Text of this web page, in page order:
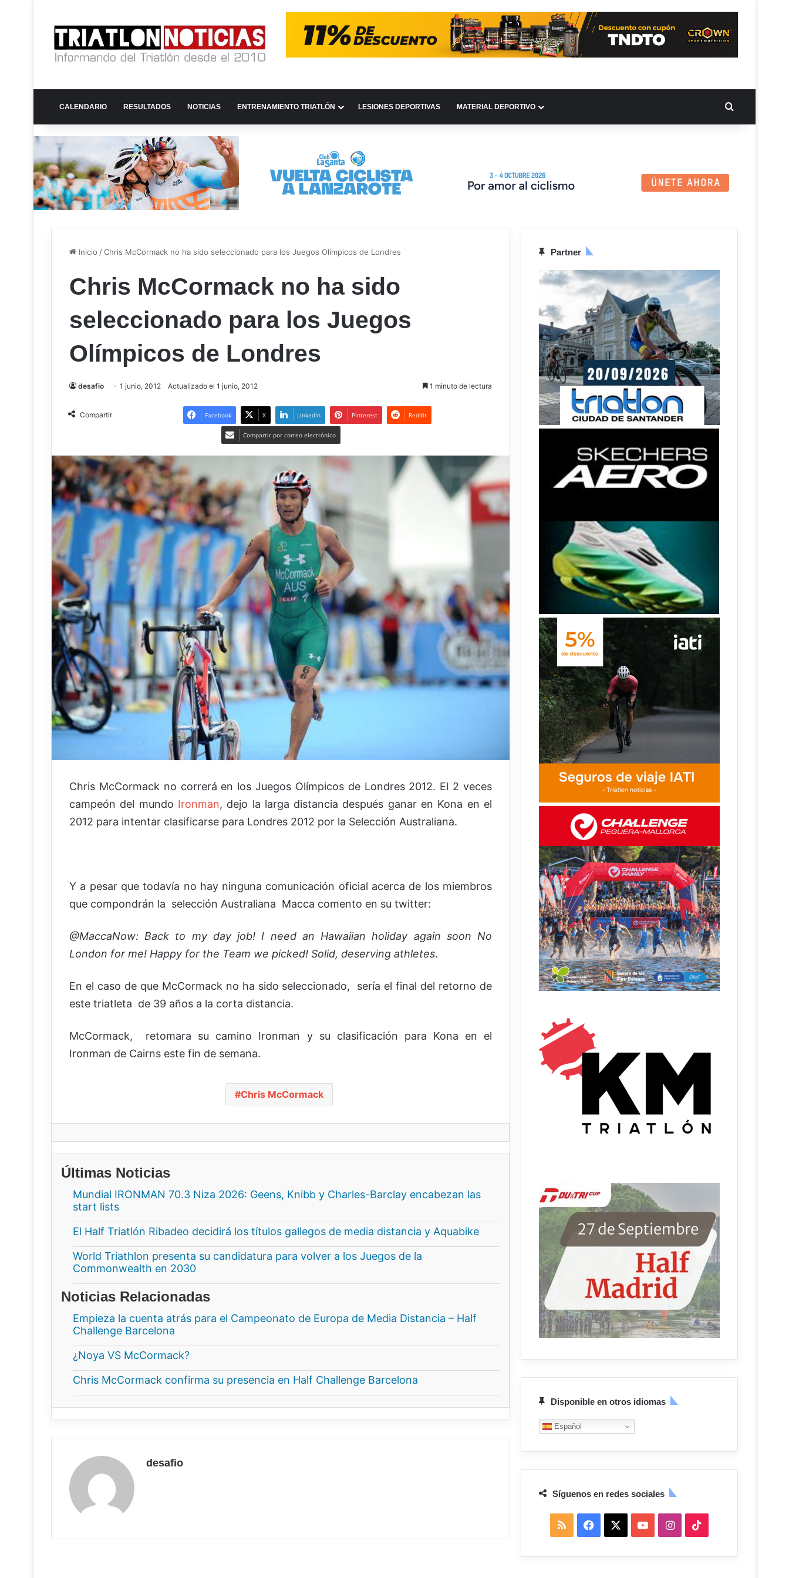
CALENDARIO RESULTADOS NOTICIAS ENTRENAMIENTO TRIATLÓN LESIONES DEPORTIVAS MATERIAL DEPORTIVO BUSCAR
Inicio /Chris McCormack no ha sido seleccionado para los Juegos Olímpicos de Londres
Chris McCormack no ha sido
seleccionado para los Juegos
Olímpicos de Londres
desafio 1 junio, 2012 Actualizado el 1 junio, 2012 1 minuto de lectura
Compartir Facebook X LinkedIn Pinterest Reddit
Compartir por correo electrónico
Chris McCormack no correrá en los Juegos Olímpicos de Londres 2012. El 2 veces
campeón del mundo Ironman, dejo la larga distancia después ganar en Kona en el
2012 para intentar clasificarse para Londres 2012 por la Selección Australiana.
Y a pesar que todavía no hay ninguna comunicación oficial acerca de los miembros
que compondrán la selección Australiana Macca comento en su twitter:
@MaccaNow: Back to my day job! I need an Hawaiian holiday again soon No
London for me! Happy for the Team we picked! Solid, deserving athletes.
En el caso de que McCormack no ha sido seleccionado, sería el final del retorno de
este triatleta de 39 años a la corta distancia.
McCormack, retomara su camino Ironman y su clasificación para Kona en el
Ironman de Cairns este fin de semana.
Chris McCormack
Últimas Noticias
Mundial IRONMAN 70.3 Niza 2026: Geens, Knibb y Charles-Barclay encabezan las
start lists
El Half Triatlón Ribadeo decidirá los títulos gallegos de media distancia y Aquabike
World Triathlon presenta su candidatura para volver a los Juegos de la
Commonwealth en 2030
Noticias Relacionadas
Empieza la cuenta atrás para el Campeonato de Europa de Media Distancia – Half
Challenge Barcelona
¿Noya VS McCormack?
Chris McCormack confirma su presencia en Half Challenge Barcelona
desafio
Partner
Disponible en otros idiomas
Español
Síguenos en redes sociales
I